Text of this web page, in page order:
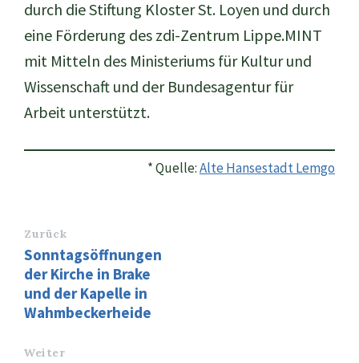
durch die Stiftung Kloster St. Loyen und durch
eine Förderung des zdi-Zentrum Lippe.MINT
mit Mitteln des Ministeriums für Kultur und
Wissenschaft und der Bundesagentur für
Arbeit unterstützt.
* Quelle:Alte Hansestadt Lemgo
Zurück
Sonntagsöffnungen
der Kirche in Brake
und der Kapelle in
Wahmbeckerheide
Weiter